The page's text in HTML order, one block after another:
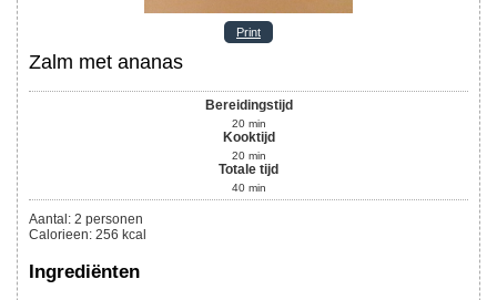
Print
Zalm met ananas
Bereidingstijd
20 min
Kooktijd
20 min
Totale tijd
40 min
Aantal : 2 personen
Calorieen: 256 kcal
Ingrediënten